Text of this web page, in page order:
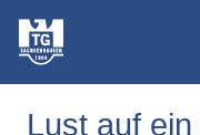
Lust auf